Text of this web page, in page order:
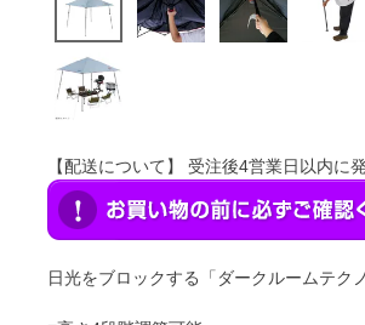
【配送について】 受注後4営業日以内に
日光をブロックする「ダークルームテク